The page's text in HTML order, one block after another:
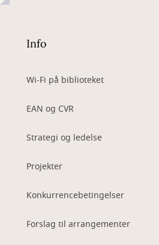
Info
Wi-Fi på biblioteket
EAN og CVR
Strategi og ledelse
Projekter
Konkurrencebetingelser
Forslag til arrangementer